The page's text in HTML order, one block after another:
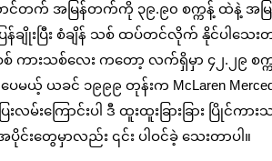
ာင်တက် အမြန်တက်ကို ၃၉.၉၀ စက္ကန့် ထဲနဲ့ အမ
ျိုးပြီး စံချိန် သစ် ထပ်တင်လိုက် နိုင်ပါသေး
ကားသစ်လေး ကတော့ လက်ရှိမှာ ၄၂.၂၉ စက္
ယ့် ယခင် ၁၉၉၉ တုန်းက McLaren
လမ်းကြောင်းပါ ဒီ ထူးထူးခြားခြား ပြိုင်ကာ
င်းတွေမှာလည်း ၎င်း ပါဝင်ခဲ့ သေးတာပါ။